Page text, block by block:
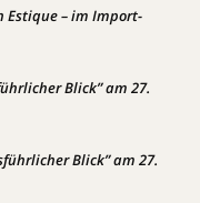
Estique – im Import-
Blick” am 27.
Blick” am 27.